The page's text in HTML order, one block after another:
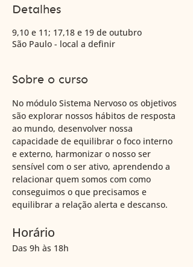
Detalhes
9,10 e 11; 17,18 e 19 de outubro
São Paulo - local a definir
Sobre o curso
No módulo Sistema Nervoso os objetivos
são explorar nossos hábitos de resposta
ao mundo, desenvolver nossa
capacidade de equilibrar o foco interno
e externo, harmonizar o nosso ser
sensível com o ser ativo, aprendendo a
relacionar quem somos com como
conseguimos o que precisamos e
equilibrar a relação alerta e descanso.
Horário
Das 9h às 18h